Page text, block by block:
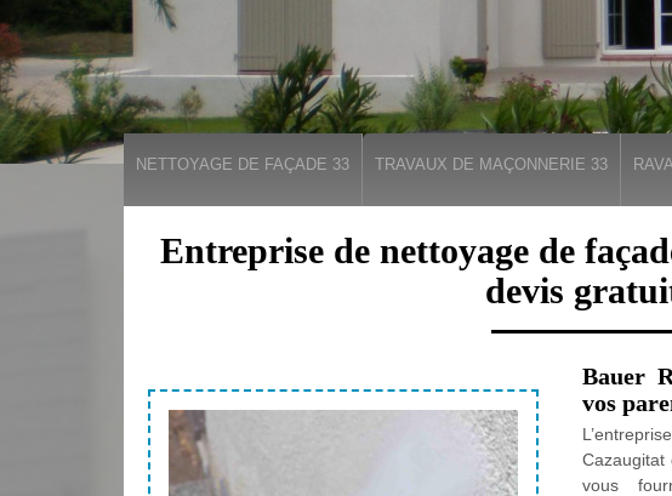
NETTOYAGE DE FAÇADE 33 TRAVAUX DE MAÇONNERIE 33
Entreprise de nettoyage de
devis
Bauer
vos
Cazaugitat
vous